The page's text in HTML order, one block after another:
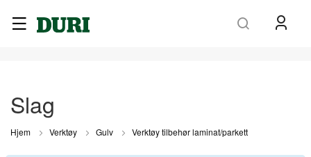
Slag
Hjem Verktøy Gulv Verktøy tilbehør laminat/parkett